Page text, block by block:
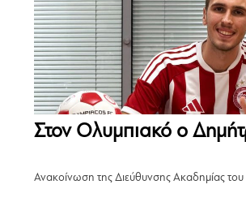
Στον Ολυμπιακό ο
Ανακοίνωση της Διεύθυνσης Ακαδημίας